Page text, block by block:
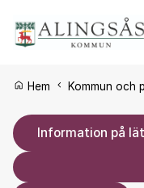
Du är här:
Hem Kommun och
Information på